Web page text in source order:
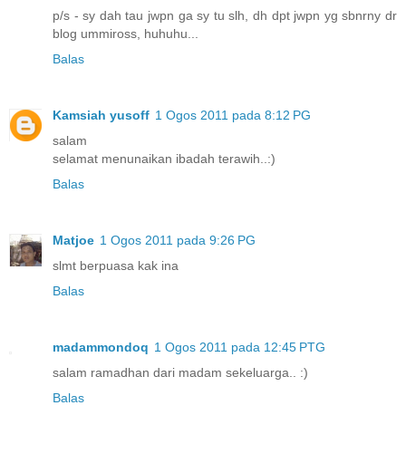
p/s - sy dah tau jwpn ga sy tu slh, dh dpt jwpn yg sbnrny dr
blog ummiross, huhuhu...
Balas
Kamsiah yusoff 1 Ogos 2011 pada 8:12 PG
salam
selamat menunaikan ibadah terawih..:)
Balas
Matjoe 1 Ogos 2011 pada 9:26 PG
slmt berpuasa kak ina
Balas
madammondoq 1 Ogos 2011 pada 12:45 PTG
salam ramadhan dari madam sekeluarga.. :)
Balas